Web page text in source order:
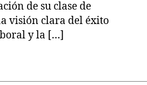
de su clase de
visión clara del éxito
y la […]